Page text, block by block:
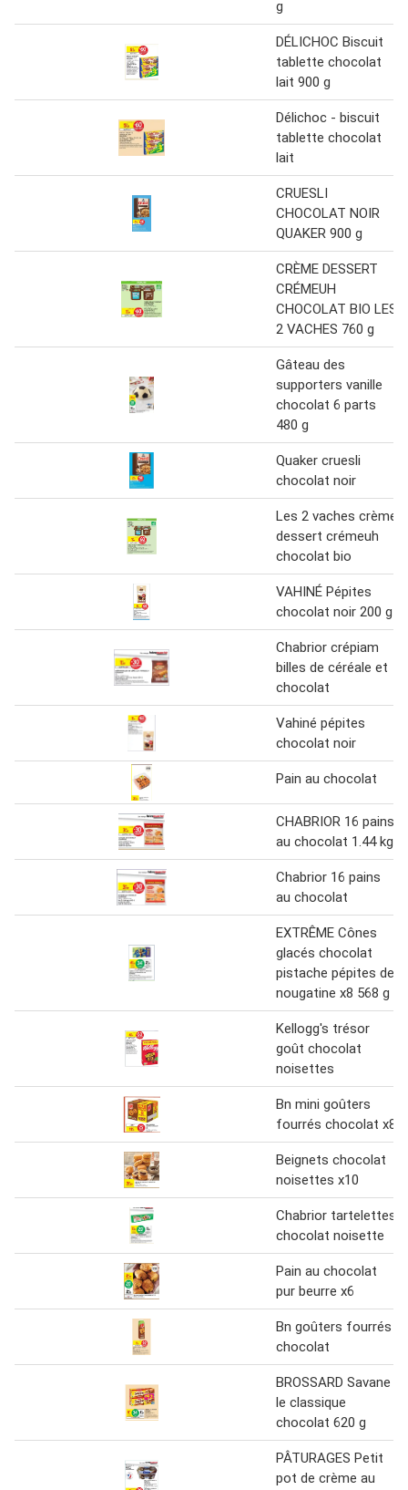
g
DÉLICHOC Biscuit
tablette chocolat
lait 900 g
Délichoc - biscuit
tablette chocolat
lait
CRUESLI
CHOCOLAT NOIR
QUAKER 900 g
CRÈME DESSERT
CRÉMEUH
CHOCOLAT BIO LES
2 VACHES 760 g
Gâteau des
supporters vanille
chocolat 6 parts
480 g
Quaker cruesli
chocolat noir
Les 2 vaches crème
dessert crémeuh
chocolat bio
VAHINÉ Pépites
chocolat noir 200 g
Chabrior crépiam
billes de céréale et
chocolat
Vahiné pépites
chocolat noir
Pain au chocolat
CHABRIOR 16 pains
au chocolat 1.44 kg
Chabrior 16 pains
au chocolat
EXTRÊME Cônes
glacés chocolat
pistache pépites de
nougatine x8 568 g
Kellogg's trésor
goût chocolat
noisettes
Bn mini goûters
fourrés chocolat x8
Beignets chocolat
noisettes x10
Chabrior tartelettes
chocolat noisette
Pain au chocolat
pur beurre x6
Bn goûters fourrés
chocolat
BROSSARD Savane
le classique
chocolat 620 g
PÂTURAGES Petit
pot de crème au